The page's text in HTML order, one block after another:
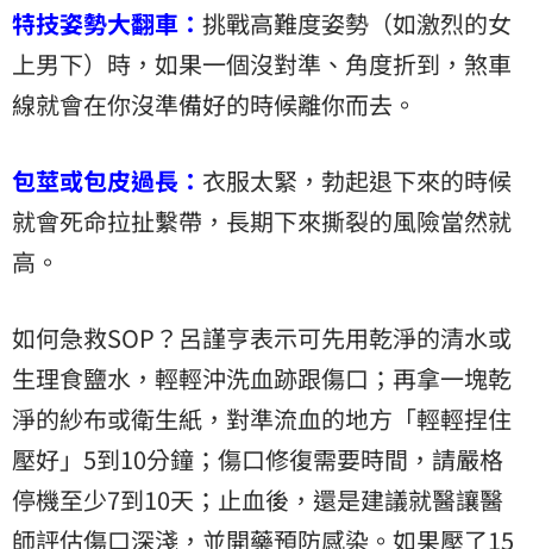
特技姿勢大翻車： 挑戰高難度姿勢（如激烈的女
上男下）時，如果一個沒對準、角度折到，煞車
線就會在你沒準備好的時候離你而去。
包莖或包皮過長： 衣服太緊，勃起退下來的時候
就會死命拉扯繫帶，長期下來撕裂的風險當然就
高。
如何急救SOP？呂謹亨表示可先用乾淨的清水或
生理食鹽水，輕輕沖洗血跡跟傷口；再拿一塊乾
淨的紗布或衛生紙，對準流血的地方「輕輕捏住
壓好」5到10分鐘；傷口修復需要時間，請嚴格
停機至少7到10天；止血後，還是建議就醫讓醫
師評估傷口深淺，並開藥預防感染。如果壓了15